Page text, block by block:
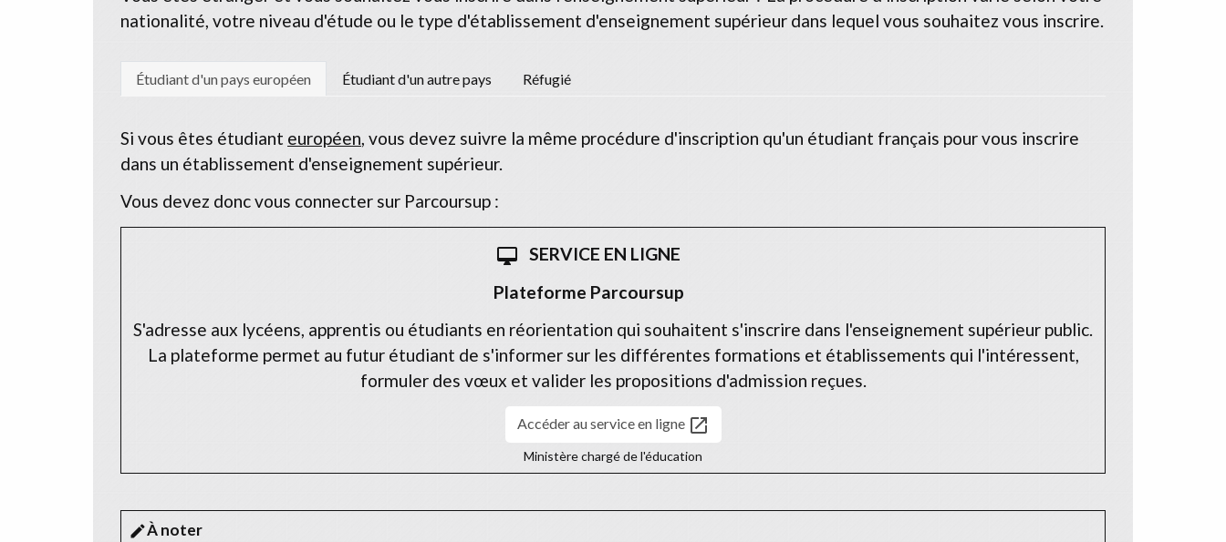
nationalité, votre niveau d'étude ou le type d'établissement d'enseignement supérieur dans lequel vous souhaitez vous inscrire.
Étudiant d'un pays européen Étudiant d'un autre pays Réfugié
Si vous êtes étudiant européen, vous devez suivre la même procédure d'inscription qu'un étudiant français pour vous inscrire
dans un établissement d'enseignement supérieur.
Vous devez donc vous connecter sur Parcoursup :
desktop_mac SERVICE EN LIGNE
Plateforme Parcoursup
S'adresse aux lycéens, apprentis ou étudiants en réorientation qui souhaitent s'inscrire dans l'enseignement supérieur public.
La plateforme permet au futur étudiant de s'informer sur les différentes formations et établissements qui l'intéressent,
formuler des vœux et valider les propositions d'admission reçues.
Accéder au service en ligne open_in_new
Ministère chargé de l'éducation
editÀ noter